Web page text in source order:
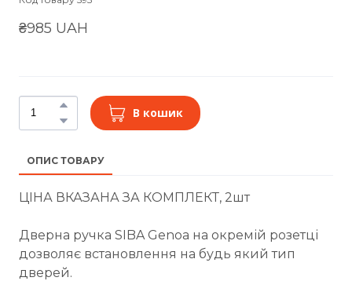
₴985 UAH
В кошик
ОПИС ТОВАРУ
ЦІНА ВКАЗАНА ЗА КОМПЛЕКТ, 2шт
Дверна ручка SIBA Genoa на окремій розетці
дозволяє встановлення на будь який тип
дверей.